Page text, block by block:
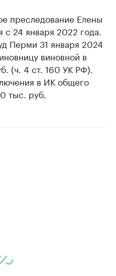
преследование Елены
24 января 2022 года.
Перми 31 января 2024
виновной в
(ч. 4 ст. 160 УК РФ).
в ИК общего
тыс. руб.